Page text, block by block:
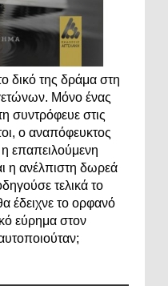
δικό της δράμα στη
Μόνο ένας
συντρόφευε στις
ο αναπόφευκτος
επαπειλούμενη
η ανέλπιστη δωρεά
τελικά το
έδειχνε το ορφανό
εύρημα στον